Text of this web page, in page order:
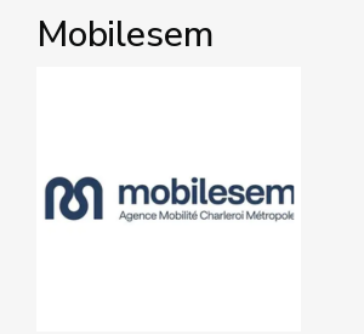
Mobilesem